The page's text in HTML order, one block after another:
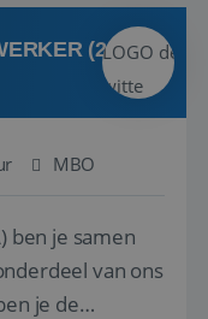
(24-32
MBO
ben je samen
van ons
je de